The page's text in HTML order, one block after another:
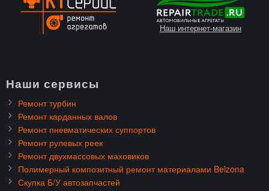
Наш интернет-магазин
Наши сервисы
Ремонт турбин
Ремонт карданных валов
Ремонт пневматических суппортов
Ремонт рулевых реек
Ремонт двухмассовых маховиков
Полимерный композитный ремонт материалами Belzona
Скупка Б/У автозапчастей